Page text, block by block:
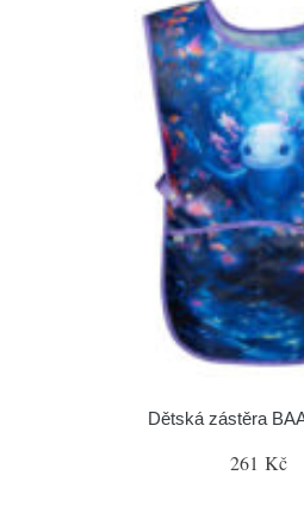
Dětská zástěra
261 Kč